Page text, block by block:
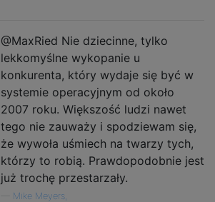
@MaxRied Nie dziecinne, tylko
lekkomyślne wykopanie u
konkurenta, który wydaje się być w
systemie operacyjnym od około
2007 roku. Większość ludzi nawet
tego nie zauważy i spodziewam się,
że wywoła uśmiech na twarzy tych,
którzy to robią. Prawdopodobnie jest
już trochę przestarzały.
Mike Meyers,